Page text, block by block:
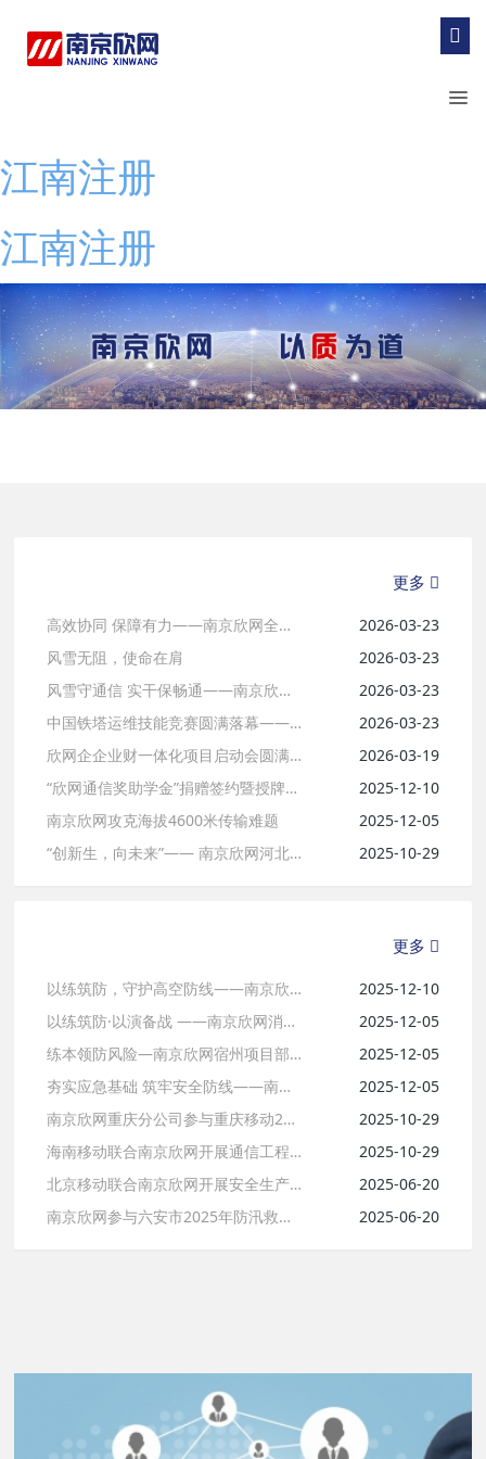
江南注册
江南注册
最新资讯： 高效协同 保障有力——南京欣网全力护航临沧云县第十八届啤酒节
风雪无阻，使命在肩 2026-03-23
以练筑防，守护高空防线——南京欣网联合六安移动开展高处坠落应急演练
“欣网通信奖助学金”捐赠签约暨授牌仪式顺利举行
以练筑防·以演备战 ——南京欣网消防实战化演练
南京欣网攻克海拔4600米传输难题 2025-12-05
南京欣网重庆分公司参与重庆移动2025年通信工程施工应急演练
2025-10-29
暴雨中逆行，通信铁军全力保障“信息生命线” 2025-
通信工程总承包壹级 2025-07-04
安防工程企业设计施工维护能力证书壹级 2025-07-04
承装（修、试）电力设施许可证叁级 2025-07-04
更多
高效协同 保障有力——南京欣网全力护航临沧云县第十八届啤酒节
2026-03-23
风雪无阻，使命在肩
2026-03-23
风雪守通信 实干保畅通——南京欣网黄石代维项目部抗雪保通信纪实
2026-03-23
中国铁塔运维技能竞赛圆满落幕——以赛促练强技能 匠心筑梦启新程
2026-03-23
欣网企企业财一体化项目启动会圆满成功——战略携手 共启通信工程行业AI数智化
2026-03-19
“欣网通信奖助学金”捐赠签约暨授牌仪式顺利举行
2025-12-10
南京欣网攻克海拔4600米传输难题
2025-12-05
“创新生，向未来”—— 南京欣网河北分公司 2025 年员工拓展培训圆满落幕
2025-10-29
更多
以练筑防，守护高空防线——南京欣网联合六安移动开展高处坠落应急演练
2025-12-10
以练筑防·以演备战 ——南京欣网消防实战化演练
2025-12-05
练本领防风险—南京欣网宿州项目部开展触电、高处坠落应急演练
2025-12-05
夯实应急基础 筑牢安全防线——南京欣网六安项目部开展密闭空间应急救援演练
2025-12-05
南京欣网重庆分公司参与重庆移动2025年通信工程施工应急演练
2025-10-29
海南移动联合南京欣网开展通信工程综合应急演练
2025-10-29
北京移动联合南京欣网开展安全生产综合演练
2025-06-20
南京欣网参与六安市2025年防汛救灾通信保障联合应急演练
2025-06-20